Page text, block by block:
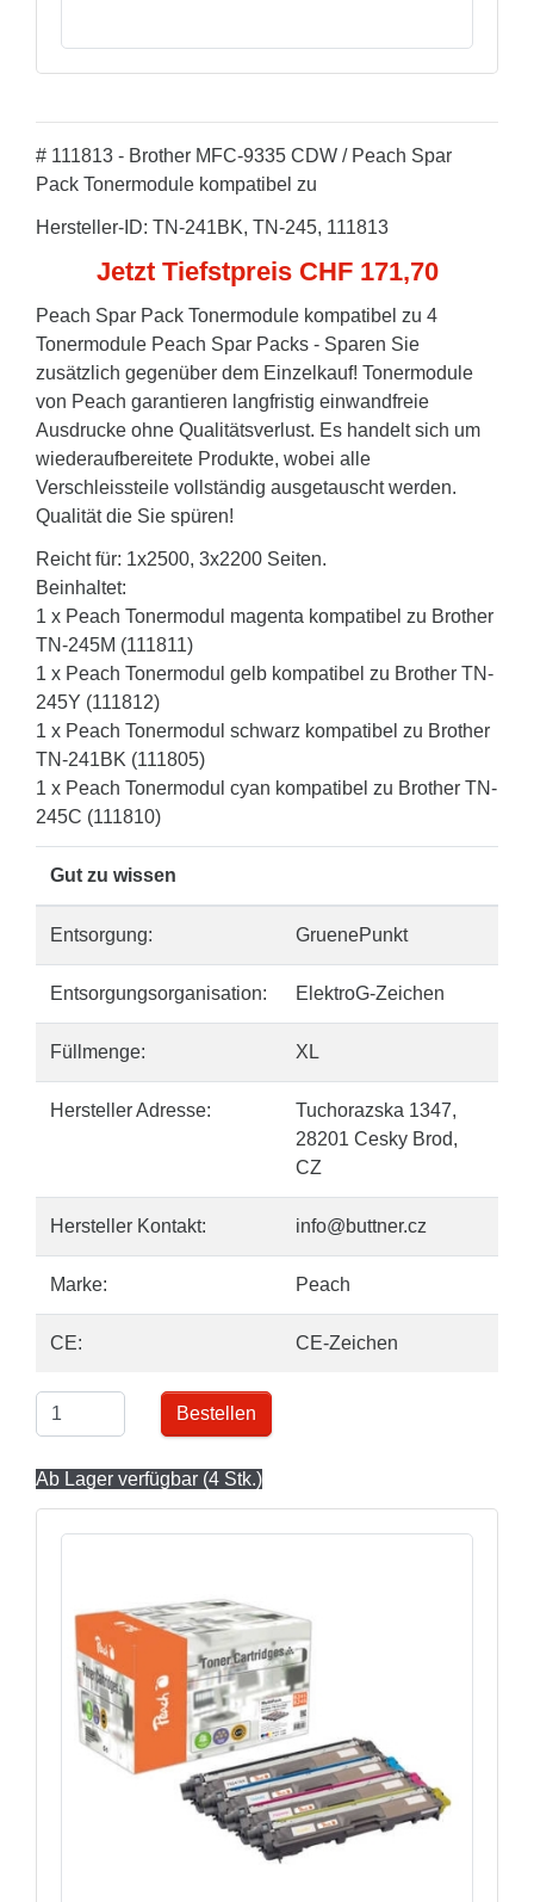
# 111813 - Brother MFC-9335 CDW / Peach Spar
Pack Tonermodule kompatibel zu
Hersteller-ID: TN-241BK, TN-245, 111813
Jetzt Tiefstpreis CHF 171,70
Peach Spar Pack Tonermodule kompatibel zu 4
Tonermodule Peach Spar Packs - Sparen Sie
zusätzlich gegenüber dem Einzelkauf! Tonermodule
von Peach garantieren langfristig einwandfreie
Ausdrucke ohne Qualitätsverlust. Es handelt sich um
wiederaufbereitete Produkte, wobei alle
Verschleissteile vollständig ausgetauscht werden.
Qualität die Sie spüren!
Reicht für: 1x2500, 3x2200 Seiten.
Beinhaltet:
1 x Peach Tonermodul magenta kompatibel zu Brother
TN-245M (111811)
1 x Peach Tonermodul gelb kompatibel zu Brother TN-
245Y (111812)
1 x Peach Tonermodul schwarz kompatibel zu Brother
TN-241BK (111805)
1 x Peach Tonermodul cyan kompatibel zu Brother TN-
245C (111810)
Gut zu wissen
Entsorgung: GruenePunkt
Entsorgungsorganisation: ElektroG-Zeichen
Füllmenge: XL
Hersteller Adresse:
Tuchorazska 1347,
28201 Cesky Brod,
CZ
Hersteller Kontakt: info@buttner.cz
Marke: Peach
CE: CE-Zeichen
Bestellen
Ab Lager verfügbar (4 Stk.)